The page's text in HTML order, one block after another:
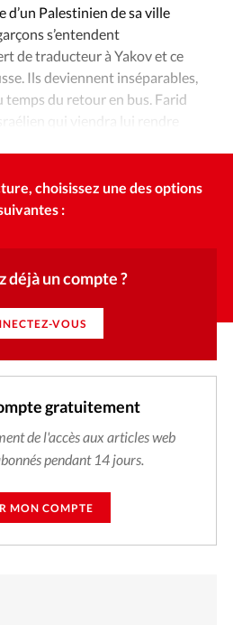
Chronique
Culture
Génération réveil
Relations Aujourd'hui
des Eglises
Trait d'Ixène
d’un Palestinien de sa ville
s’entendent
de traducteur à Yakov et ce
Ils deviennent inséparables,
temps du retour en bus. Farid
qui viendra lui rendre
choisissez une des options
:
déjà un compte ?
VOUS
gratuitement
de l'accès aux articles web
pendant 14 jours.
MON COMPTE